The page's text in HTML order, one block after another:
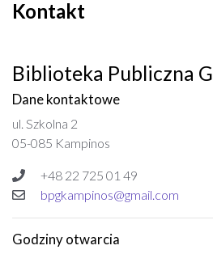
Kontakt
Biblioteka Publiczna
Dane kontaktowe
ul. Szkolna 2
05-085 Kampinos
+48 22 725 01 49
bpgkampinos@gmail.com
Godziny otwarcia